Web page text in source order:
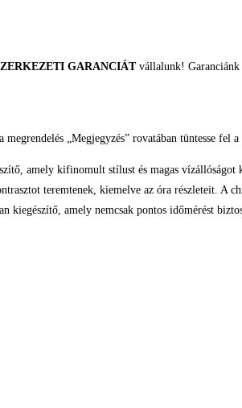
GARANCIÁTvállalunk! Garanciánk
„Megjegyzés” rovatában tüntesse fel
amely kifinomult stílust és magas
teremtenek, kiemelve az óra részleteit.
amely nemcsak pontos időmérést